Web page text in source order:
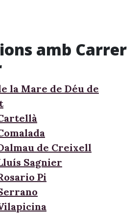
amb Carrer
la Mare de Déu de
de Creixell
Sagnier
Pi